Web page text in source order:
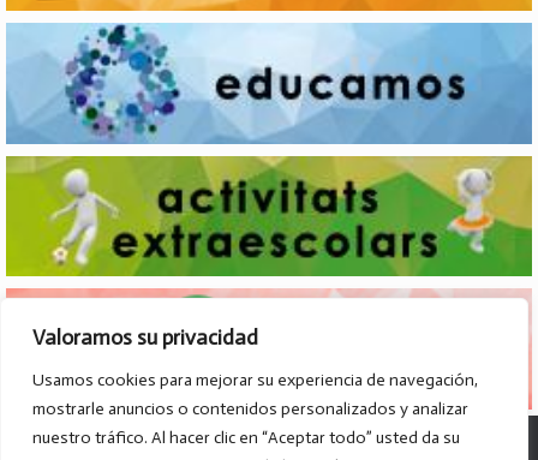
Valoramos su privacidad
Usamos cookies para mejorar su experiencia de navegación,
mostrarle anuncios o contenidos personalizados y analizar
nuestro tráfico. Al hacer clic en “Aceptar todo” usted da su